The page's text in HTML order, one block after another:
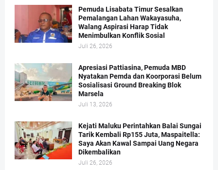
Pemuda Lisabata Timur Sesalkan
Pemalangan Lahan Wakayasuha,
Walang Aspirasi Harap Tidak
Menimbulkan Konflik Sosial
Juli 26, 2026
Apresiasi Pattiasina, Pemuda MBD
Nyatakan Pemda dan Koorporasi Belum
Sosialisasi Ground Breaking Blok
Marsela
Juli 13, 2026
Kejati Maluku Perintahkan Balai Sungai
Tarik Kembali Rp155 Juta, Maspaitella:
Saya Akan Kawal Sampai Uang Negara
Dikembalikan
Juli 26, 2026